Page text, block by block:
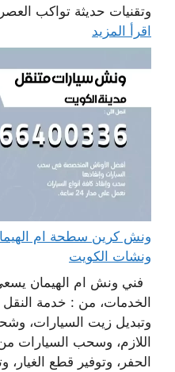
وتقنيات حديثة تواكب
اقرأ المزيد
ونشات الكويت
فني ونش ام الهيمان
الخدمات، من : خدمة النقل
وتبديل زيت السيارات،
اللازم، وسحب السيارات
الحفر، وتوفير قطع الغيار،